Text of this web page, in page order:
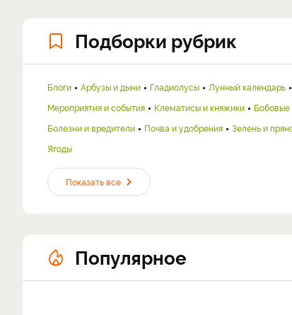
Подборки рубрик
Блоги Арбузы и дыни Гладиолусы Лунный календарь
Мероприятия и события
Клематисы и княжики Бобовые
Болезни и вредители
Почва и удобрения Зелень и
Ягоды
Показать все
Популярное